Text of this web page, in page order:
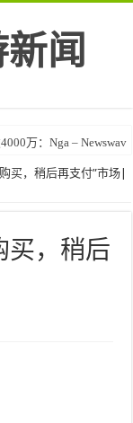
闻
万：Nga – Newswav
买，稍后再支付”市场|
买，稍后